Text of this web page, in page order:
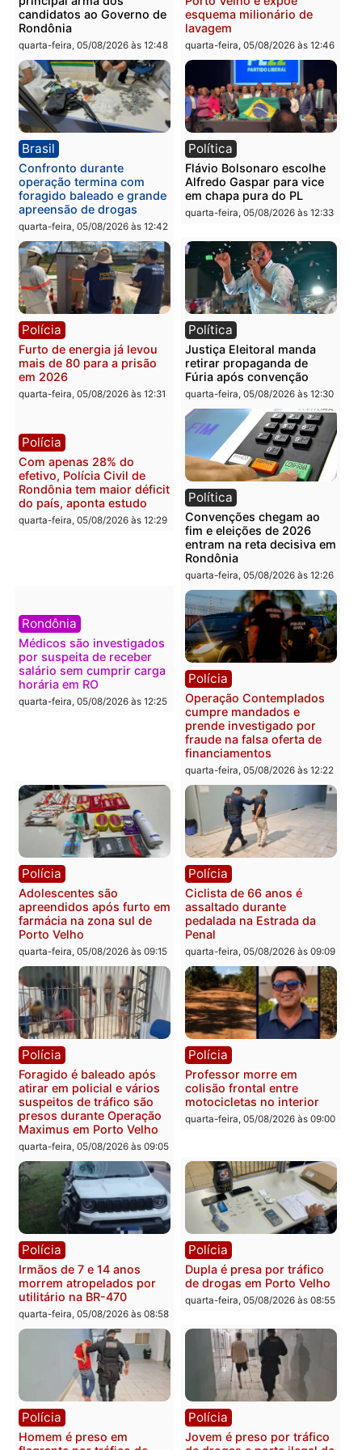
Política
Jônatas França é aprovado
na convenção e
confirmado candidato a
deputado federal pelo
Republicanos
quarta-feira, 05/08/2026 às 15:52
Brasil
TCE reúne candidatos ao
Governo e apresenta
diagnóstico que pode
mudar os rumos de
Rondônia
quarta-feira, 05/08/2026 às
Política
Violência domina o debate
eleitoral e segurança vira
principal arma dos
candidatos ao Governo de
Rondônia
quarta-feira, 05/08/2026 às 12:48
Polícia
O dinheiro do crime: PF
apreende R$ 2 milhões
Porto Velho e expõe
esquema milionário de
lavagem
quarta-feira, 05/08/2026 às
Brasil
Confronto durante
operação termina com
quarta-feira, 05/08/2026 às 12:42
Política
Flávio Bolsonaro escolhe
Alfredo Gaspar para vice
em chapa pura do PL
quarta-feira, 05/08/2026 às
Polícia
Furto de energia já levou
Política
Justiça Eleitoral manda
retirar propaganda de
Fúria após convenção
quarta-feira, 05/08/2026 às
Polícia
Com apenas 28% do
efetivo, Polícia Civil de
Rondônia tem maior déficit
do país, aponta estudo
quarta-feira, 05/08/2026 às 12:29
Política
Convenções chegam ao
fim e eleições de 2026
entram na reta decisiva
Rondônia
Rondônia
Médicos são investigados
por suspeita de receber
salário sem cumprir carga
horária em RO
quarta-feira, 05/08/2026 às 12:25
Polícia
Operação Contemplados
cumpre mandados e
prende investigado por
financiamentos
quarta-feira, 05/08/2026 às
Polícia
Adolescentes são
apreendidos após furto em
farmácia na zona sul de
Porto Velho
quarta-feira, 05/08/2026 às 09:15
Polícia
assaltado durante
pedalada na Estrada da
Penal
quarta-feira, 05/08/2026 às